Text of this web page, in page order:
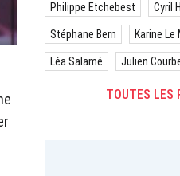
Philippe Etchebest Cyril
Stéphane Bern Karine Le
Léa Salamé Julien
TOUTES LES